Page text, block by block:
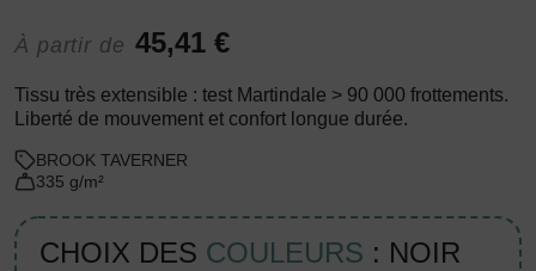
À partir de 45,41 €
Tissu très extensible : test Martindale > 90 000 frottements.
Liberté de mouvement et confort longue durée.
BROOK TAVERNER
335 g/m²
CHOIX DES COULEURS : NOIR